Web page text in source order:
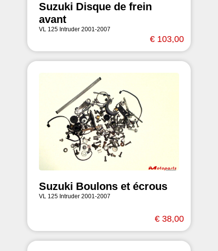
Suzuki Disque de frein
avant
VL 125 Intruder 2001-2007
€ 103,00
Suzuki Boulons et écrous
VL 125 Intruder 2001-2007
€ 38,00